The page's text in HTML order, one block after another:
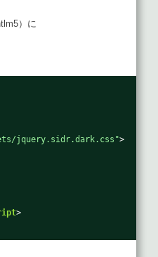
）に
jquery.sidr.dark.css">
>